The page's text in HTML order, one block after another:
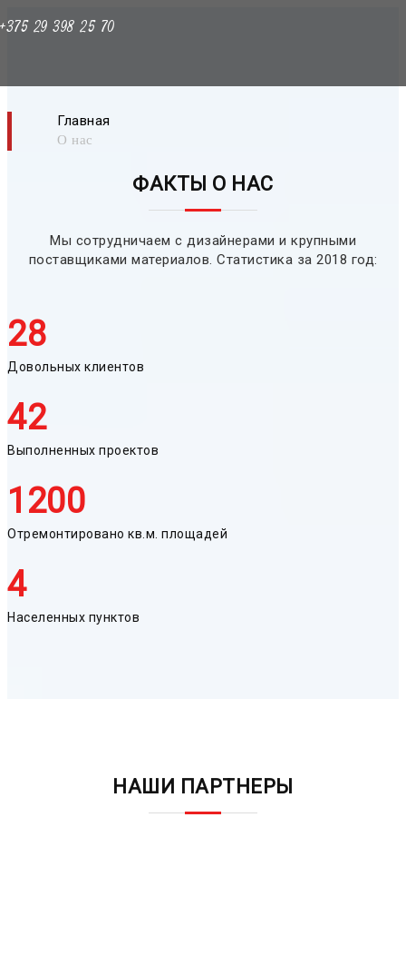
+375 29 398 25 70
Главная
О нас
ФАКТЫ О НАС
Мы сотрудничаем с дизайнерами и крупными
поставщиками материалов. Статистика за 2018 год:
28
Довольных клиентов
42
Выполненных проектов
1200
Отремонтировано кв.м. площадей
4
Населенных пунктов
НАШИ ПАРТНЕРЫ